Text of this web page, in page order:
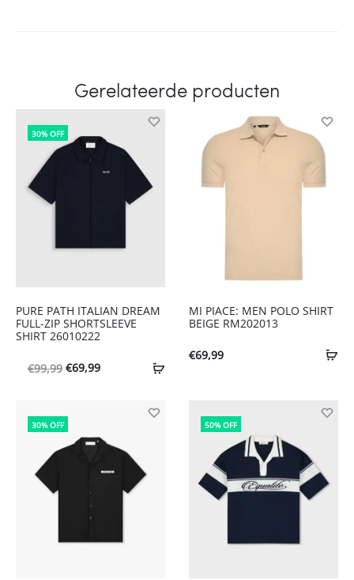
Gerelateerde producten
30% OFF
PURE PATH ITALIAN DREAM
FULL-ZIP SHORTSLEEVE
SHIRT 26010222
€99,99 Oorspronkelijke
was:
€99,99.
€69,99Huidige
€69,99.
MI PIACE: MEN POLO SHIRT
BEIGE RM202013
€69,99
30% OFF 50% OFF